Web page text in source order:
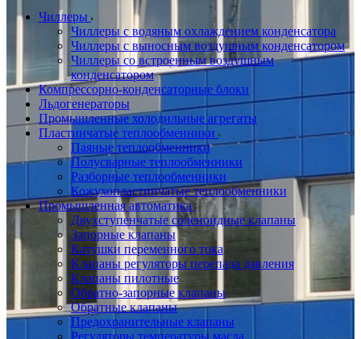
Чиллеры
Чиллеры с водяным охлаждением конденсатора
Чиллеры с выносным воздушным конденсатором
Чиллеры со встроенным воздушным
конденсатором
Компрессорно-конденсаторные блоки
Льдогенераторы
Промышленные холодильные агрегаты
Пластинчатые теплообменники
Паяные теплообменники
Полусварные теплообменники
Разборные теплообменники
Кожухопластинчатые теплообменники
Промышленная автоматика
Двухступенчатые соленоидные клапаны
Запорные клапаны
Катушки переменного тока
Клапаны регуляторы перепада давления
Клапаны пилотные
Обратно-запорные клапаны
Обратные клапаны
Предохранительные клапаны
Регуляторы температуры масла